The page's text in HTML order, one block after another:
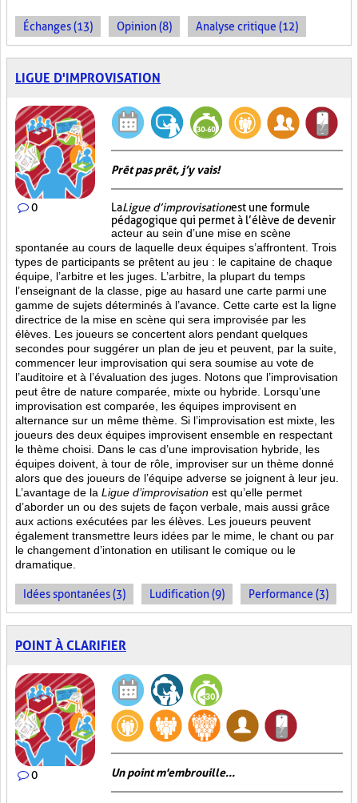
Échanges (13) Opinion (8) Analyse critique (12)
LIGUE D'IMPROVISATION
0
Prêt pas prêt, j’y vais!
LaLigue d’improvisationest une formule
pédagogique qui permet à l’élève de devenir
acteur au sein d’une mise en scène
spontanée au cours de laquelle deux équipes s’affrontent. Trois
types de participants se prêtent au jeu : le capitaine de chaque
équipe, l’arbitre et les juges. L’arbitre, la plupart du temps
l’enseignant de la classe, pige au hasard une carte parmi une
gamme de sujets déterminés à l’avance. Cette carte est la ligne
directrice de la mise en scène qui sera improvisée par les
élèves. Les joueurs se concertent alors pendant quelques
secondes pour suggérer un plan de jeu et peuvent, par la suite,
commencer leur improvisation qui sera soumise au vote de
l’auditoire et à l’évaluation des juges. Notons que l’improvisation
peut être de nature comparée, mixte ou hybride. Lorsqu’une
improvisation est comparée, les équipes improvisent en
alternance sur un même thème. Si l’improvisation est mixte, les
joueurs des deux équipes improvisent ensemble en respectant
le thème choisi. Dans le cas d’une improvisation hybride, les
équipes doivent, à tour de rôle, improviser sur un thème donné
alors que des joueurs de l’équipe adverse se joignent à leur jeu.
L’avantage de la Ligue d’improvisation est qu’elle permet
d’aborder un ou des sujets de façon verbale, mais aussi grâce
aux actions exécutées par les élèves. Les joueurs peuvent
également transmettre leurs idées par le mime, le chant ou par
le changement d’intonation en utilisant le comique ou le
dramatique.
Idées spontanées (3) Ludification (9) Performance (3)
POINT À CLARIFIER
0 Un point m'embrouille...